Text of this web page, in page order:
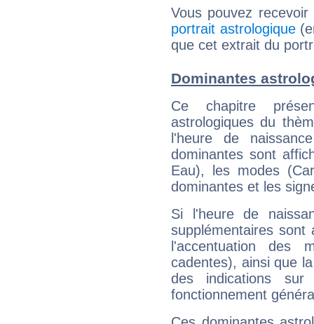
Vous pouvez
portrait astrologique
que cet extrait du
Dominantes
Ce chapitre
astrologiques du
l'heure de
dominantes sont
Eau), les modes
dominantes et les
Si l'heure de
supplémentaires sont
l'accentuation des
cadentes), ainsi que
des indications sur
fonctionnement